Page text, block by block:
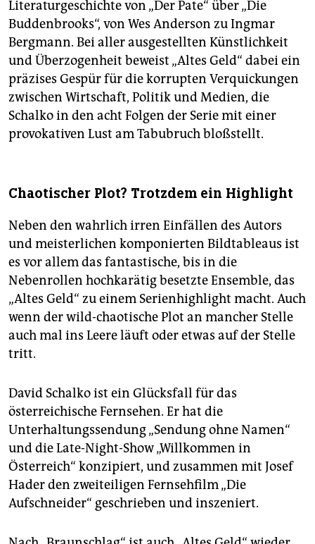
Literaturgeschichte von „Der Pate“ über „Die
Buddenbrooks“, von Wes Anderson zu Ingmar
Bergmann. Bei aller ausgestellten Künstlichkeit
und Überzogenheit beweist „Altes Geld“ dabei ein
präzises Gespür für die korrupten Verquickungen
zwischen Wirtschaft, Politik und Medien, die
Schalko in den acht Folgen der Serie mit einer
provokativen Lust am Tabubruch bloßstellt.
Chaotischer Plot? Trotzdem ein Highlight
Neben den wahrlich irren Einfällen des Autors
und meisterlichen komponierten Bildtableaus ist
es vor allem das fantastische, bis in die
Nebenrollen hochkarätig besetzte Ensemble, das
„Altes Geld“ zu einem Serienhighlight macht. Auch
wenn der wild-chaotische Plot an mancher Stelle
auch mal ins Leere läuft oder etwas auf der Stelle
tritt.
David Schalko ist ein Glücksfall für das
österreichische Fernsehen. Er hat die
Unterhaltungssendung „Sendung ohne Namen“
und die Late-Night-Show „Willkommen in
Österreich“ konzipiert, und zusammen mit Josef
Hader den zweiteiligen Fernsehfilm „Die
Aufschneider“ geschrieben und inszeniert.